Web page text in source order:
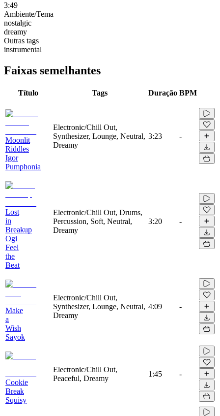
3:49
Ambiente/Tema
nostalgic
dreamy
Outras tags
instrumental
Faixas semelhantes
Título Tags Duração BPM
Moonlit
Riddles
Igor
Pumphonia
Electronic/Chill Out,
Synthesizer, Lounge, Neutral,
Dreamy
3:23 -
Lost
in
Breakup
Ogi
Feel
the
Beat
Electronic/Chill Out, Drums,
Percussion, Soft, Neutral,
Dreamy
3:20 -
Make
a
Wish
Sayok
Electronic/Chill Out,
Synthesizer, Lounge, Neutral,
Dreamy
4:09 -
Cookie
Break
Squisy
Electronic/Chill Out,
Peaceful, Dreamy
1:45 -